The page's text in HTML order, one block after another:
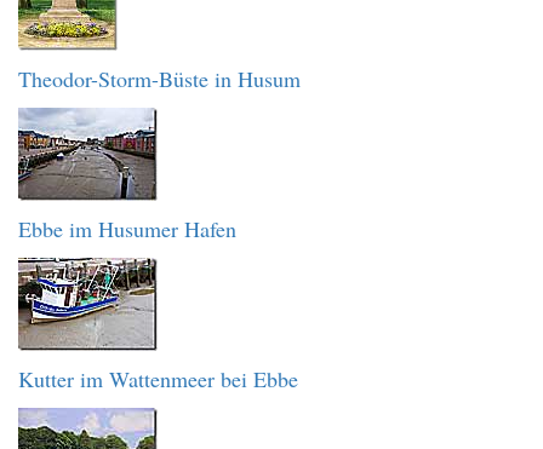
Theodor-Storm-Büste in Husum
Ebbe im Husumer Hafen
Kutter im Wattenmeer bei Ebbe